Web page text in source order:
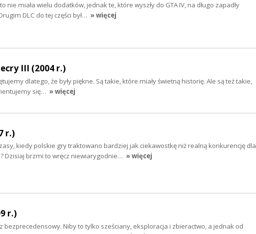
nie miała wielu dodatków, jednak te, które wyszły do GTA IV, na długo zapadły
DLC do tej części był… » więcej
III (2004 r.)
dlatego, że były piękne. Są takie, które miały świetną historię. Ale są też takie,
się… » więcej
r.)
kiedy polskie gry traktowano bardziej jak ciekawostkę niż realną konkurencję dla
Dzisiaj brzmi to wręcz niewiarygodnie… » więcej
r.)
bezprecedensowy. Niby to tylko sześciany, eksploracja i zbieractwo, a jednak od